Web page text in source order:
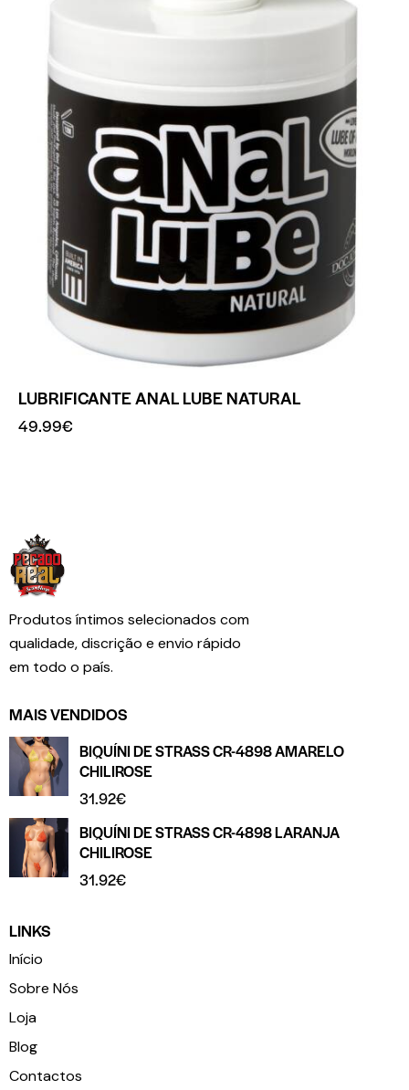
LUBRIFICANTE ANAL LUBE NATURAL
49.99€
Produtos íntimos selecionados com
qualidade, discrição e envio rápido
em todo o país.
MAIS VENDIDOS
BIQUÍNI DE STRASS CR-4898 AMARELO
CHILIROSE
31.92€
BIQUÍNI DE STRASS CR-4898 LARANJA
CHILIROSE
31.92€
LINKS
Início
Sobre Nós
Loja
Blog
Contactos